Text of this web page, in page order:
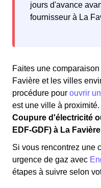
jours d'avance
fournisseur à La
Faites une
Favière et les villes
procédure pour ouvrir
est une ville à proximité.
Coupure d'électricité
EDF-GDF) à La
Si vous rencontrez une
urgence de gaz avec
étapes à suivre selon